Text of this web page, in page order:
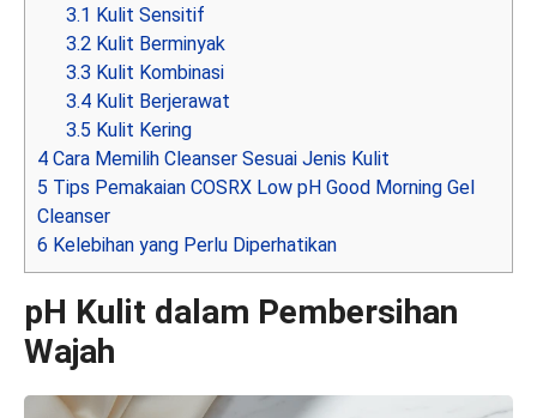
3.1 Kulit Sensitif
3.2 Kulit Berminyak
3.3 Kulit Kombinasi
3.4 Kulit Berjerawat
3.5 Kulit Kering
4 Cara Memilih Cleanser Sesuai Jenis Kulit
5 Tips Pemakaian COSRX Low pH Good Morning Gel
Cleanser
6 Kelebihan yang Perlu Diperhatikan
pH Kulit dalam Pembersihan
Wajah